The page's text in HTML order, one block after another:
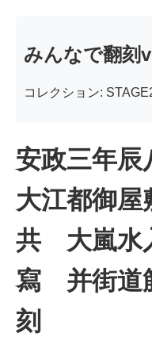
みんなで翻刻
コレクション:
安政三年
大江都御屋
共 大嵐水
寫 并街道
刻